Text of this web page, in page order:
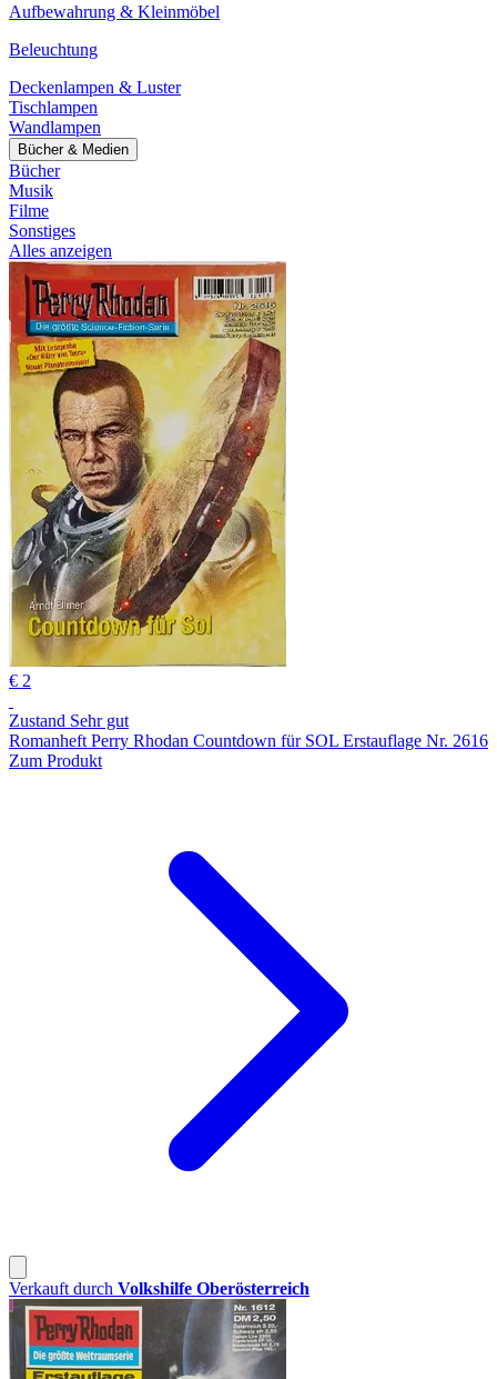
Aufbewahrung & Kleinmöbel
Beleuchtung
Deckenlampen & Luster
Tischlampen
Wandlampen
Bücher & Medien
Bücher
Musik
Filme
Sonstiges
Alles anzeigen
€ 2
Zustand Sehr gut
Romanheft Perry Rhodan Countdown für SOL Erstauflage Nr. 2616
Zum Produkt
Verkauft durch Volkshilfe Oberösterreich